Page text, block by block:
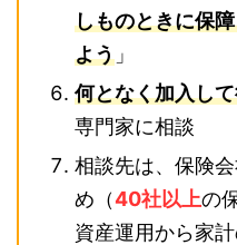
しものときに保
よう 」
何となく加入し
専門家に相談
相談先は、保険
め（40社以上の
資産運用から家